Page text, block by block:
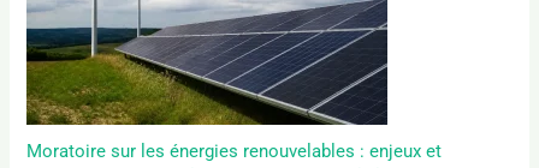
Moratoire sur les énergies renouvelables : enjeux et